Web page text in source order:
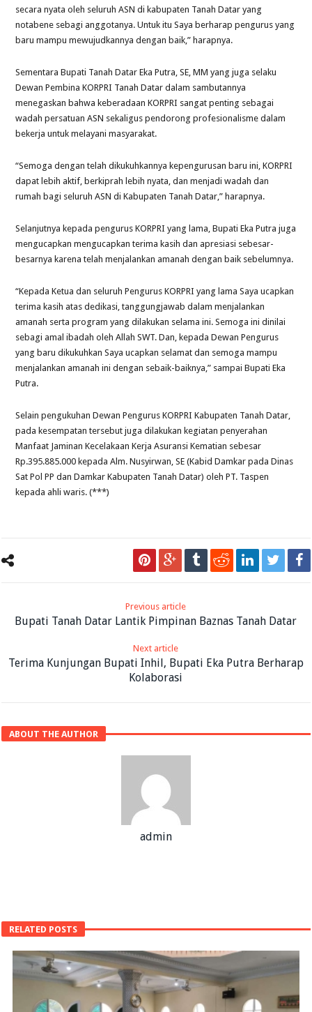
secara nyata oleh seluruh ASN di kabupaten Tanah Datar yang
notabene sebagi anggotanya. Untuk itu Saya berharap pengurus yang
baru mampu mewujudkannya dengan baik,” harapnya.
Sementara Bupati Tanah Datar Eka Putra, SE, MM yang juga selaku
Dewan Pembina KORPRI Tanah Datar dalam sambutannya
menegaskan bahwa keberadaan KORPRI sangat penting sebagai
wadah persatuan ASN sekaligus pendorong profesionalisme dalam
bekerja untuk melayani masyarakat.
“Semoga dengan telah dikukuhkannya kepengurusan baru ini, KORPRI
dapat lebih aktif, berkiprah lebih nyata, dan menjadi wadah dan
rumah bagi seluruh ASN di Kabupaten Tanah Datar,” harapnya.
Selanjutnya kepada pengurus KORPRI yang lama, Bupati Eka Putra juga
mengucapkan mengucapkan terima kasih dan apresiasi sebesar-
besarnya karena telah menjalankan amanah dengan baik sebelumnya.
“Kepada Ketua dan seluruh Pengurus KORPRI yang lama Saya ucapkan
terima kasih atas dedikasi, tanggungjawab dalam menjalankan
amanah serta program yang dilakukan selama ini. Semoga ini dinilai
sebagi amal ibadah oleh Allah SWT. Dan, kepada Dewan Pengurus
yang baru dikukuhkan Saya ucapkan selamat dan semoga mampu
menjalankan amanah ini dengan sebaik-baiknya,” sampai Bupati Eka
Putra.
Selain pengukuhan Dewan Pengurus KORPRI Kabupaten Tanah Datar,
pada kesempatan tersebut juga dilakukan kegiatan penyerahan
Manfaat Jaminan Kecelakaan Kerja Asuransi Kematian sebesar
Rp.395.885.000 kepada Alm. Nusyirwan, SE (Kabid Damkar pada Dinas
Sat Pol PP dan Damkar Kabupaten Tanah Datar) oleh PT. Taspen
kepada ahli waris. (***)
Previous article
Bupati Tanah Datar Lantik Pimpinan Baznas Tanah Datar
Next article
Terima Kunjungan Bupati Inhil, Bupati Eka Putra Berharap
Kolaborasi
ABOUT THE AUTHOR
admin
RELATED POSTS